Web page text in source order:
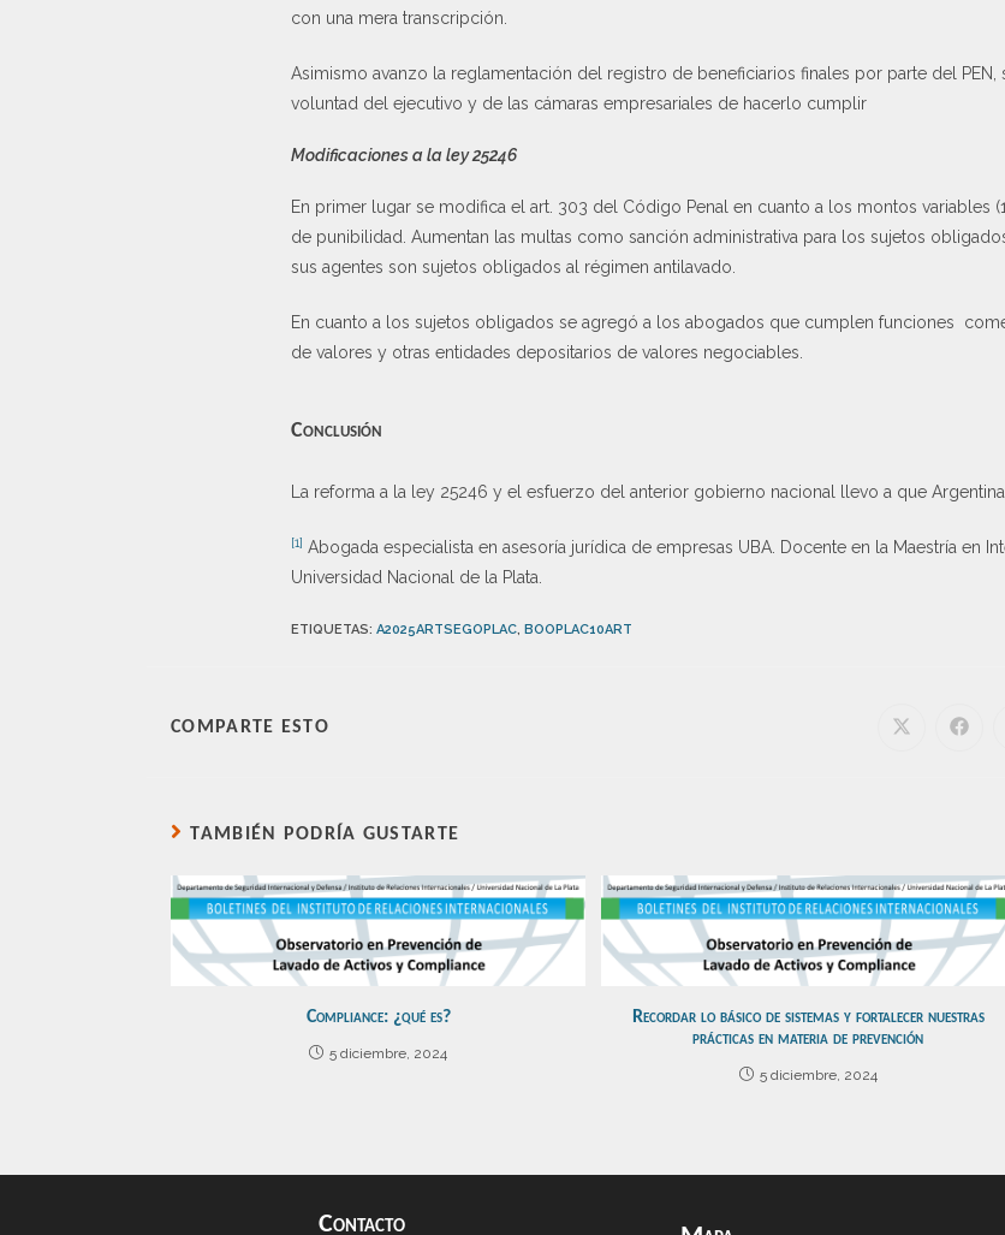
con una mera transcripción.
Asimismo avanzo la reglamentación del registro de beneficiarios finales por parte del
voluntad del ejecutivo y de las cámaras empresariales de hacerlo cumplir
Modificaciones a la ley 25246
En primer lugar se modifica el art. 303 del Código Penal en cuanto a los montos variables
de punibilidad. Aumentan las multas como sanción administrativa para los sujetos
sus agentes son sujetos obligados al régimen antilavado.
En cuanto a los sujetos obligados se agregó a los abogados que cumplen funciones
de valores y otras entidades depositarios de valores negociables.
Conclusión
La reforma a la ley 25246 y el esfuerzo del anterior gobierno nacional llevo a que
[1] Abogada especialista en asesoría jurídica de empresas UBA. Docente en la Maestría en
Universidad Nacional de la Plata.
ETIQUETAS: A2025ARTSEGOPLAC, BOOPLAC10ART
COMPARTE ESTO
TAMBIÉN PODRÍA GUSTARTE
Compliance: ¿qué es?
5 diciembre, 2024
Recordar lo básico de sistemas y fortalecer nuestras
prácticas en materia de prevención
5 diciembre, 2024
Contacto